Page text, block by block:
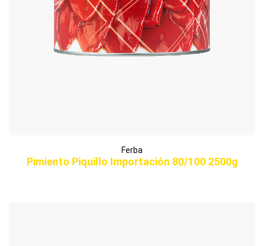
Ferba
Pimiento Piquillo Importación 80/100 2500g